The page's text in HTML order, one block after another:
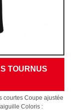
TOURNUS
courtes Coupe ajustée
Coloris :